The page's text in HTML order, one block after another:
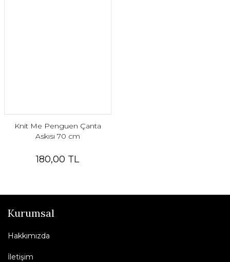
Knit Me Penguen Çanta
Askısı 70 cm
180,00 TL
Kurumsal
Hakkımızda
İletişim